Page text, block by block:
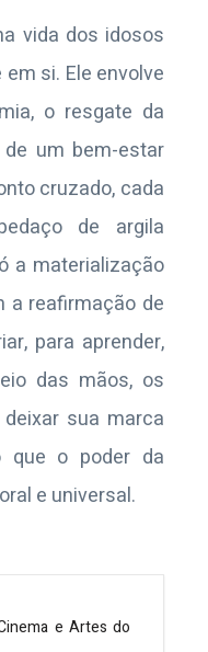
vida dos idosos
si. Ele envolve
o resgate da
um bem-estar
cruzado, cada
de argila
a materialização
a reafirmação de
para aprender,
das mãos, os
sua marca
que o poder da
e universal.
e Artes do